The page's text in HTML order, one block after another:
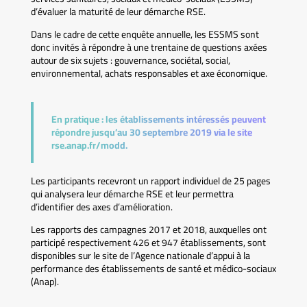
d’évaluer la maturité de leur démarche RSE.
Dans le cadre de cette enquête annuelle, les ESSMS sont
donc invités à répondre à une trentaine de questions axées
autour de six sujets : gouvernance, sociétal, social,
environnemental, achats responsables et axe économique.
En pratique :les établissements intéressés peuvent
répondre jusqu’au 30 septembre 2019 via le site
rse.anap.fr/modd.
Les participants recevront un rapport individuel de 25 pages
qui analysera leur démarche RSE et leur permettra
d’identifier des axes d’amélioration.
Les rapports des campagnes 2017 et 2018, auxquelles ont
participé respectivement 426 et 947 établissements, sont
disponibles sur le site de l’Agence nationale d’appui à la
performance des établissements de santé et médico-sociaux
(Anap).